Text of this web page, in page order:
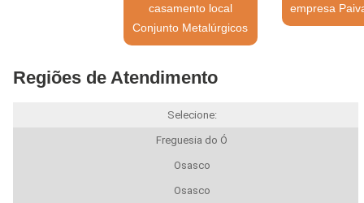
casamento local
Conjunto Metalúrgicos
empresa
Regiões de Atendimento
Selecione:
Freguesia do Ó
Osasco
Osasco